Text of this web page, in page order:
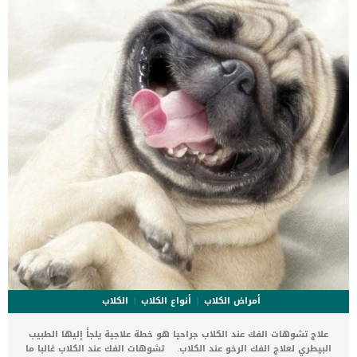
الأصفر المستخدم في مواد البناء, لكن الآن ظهرت العديد من البدائل
الجيدة جدا لمربي القطط والتي تجعل […]
أمراض الكلاب أنواع الكلاب
الكلاب
علاج تشوهات الفك عند الكلاب جراحيا هو خطة علاجية يلجأ إليها الطبيب
البيطري لعلاج الفك الرخو عند الكلاب. تشوهات الفك عند الكلاب غالبا ما